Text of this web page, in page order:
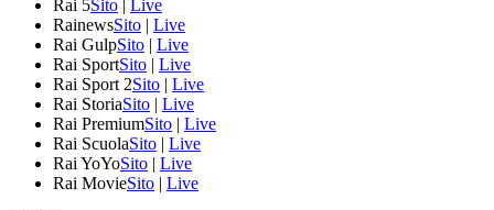
Rai 5Sito | Live
RainewsSito | Live
Rai GulpSito | Live
Rai SportSito | Live
Rai Sport 2Sito | Live
Rai StoriaSito | Live
Rai PremiumSito | Live
Rai ScuolaSito | Live
Rai YoYoSito | Live
Rai MovieSito | Live